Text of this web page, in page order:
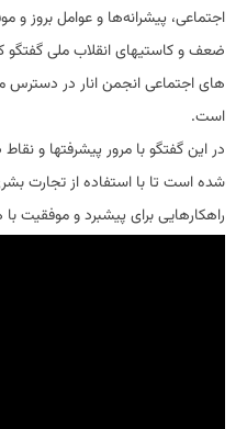
اجتماعی، پیشرانه‌ها و عوامل بروز
ضعف و کاستیهای انقلاب ملی گفتگو
های اجتماعی انجمن انار در دسترس
است.
در این گفتگو با مرور پیشرفتها و
شده است تا با استفاده از تجارت
راهکارهایی برای پیشبرد و موفقیت با